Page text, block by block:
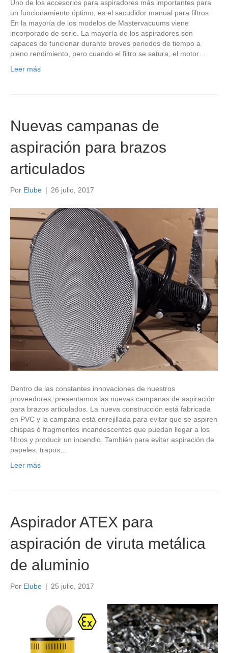
Uno de los accesorios para aspiradores más importantes para
un funcionamiento óptimo, es el sacudidor manual para filtros.
En la mayoría de los modelos de Mastervacuums viene
incorporado de serie. La mayoría de los aspiradores son
capaces de funcionar durante breves periodos de tiempo a
pleno rendimiento, pero cuando el filtro se satura, el motor…
Leer más
Nuevas campanas de
aspiración para brazos
articulados
Por Elube | 26 julio, 2017
Dentro de las constantes innovaciones de nuestros
proveedores, presentamos las nuevas campanas de aspiración
para brazos articulados. La nueva construcción está fabricada
en PVC y la campana está enrejillada para evitar que se aspiren
chispas ó fragmentos incandescentes que puedan llegar a los
filtros y producir un incendio. También para evitar aspiración de
papeles, trapos,…
Leer más
Aspirador ATEX para
aspiración de viruta metálica
de aluminio
Por Elube | 25 julio, 2017